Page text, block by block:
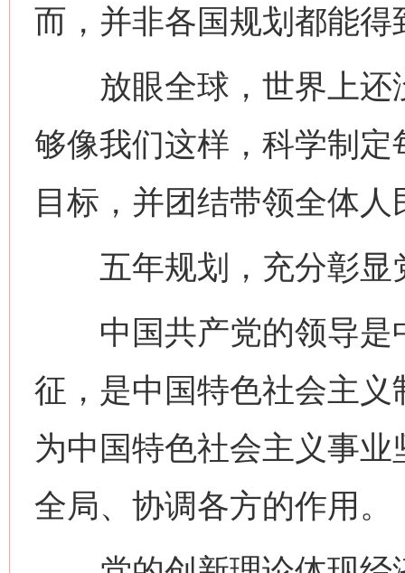
而，并非各国规划都能
放眼全球，世界上还
够像我们这样，科学制
目标，并团结带领全体
五年规划，充分彰显
中国共产党的领导是
征，是中国特色社会主
为中国特色社会主义事
全局、协调各方的作用。